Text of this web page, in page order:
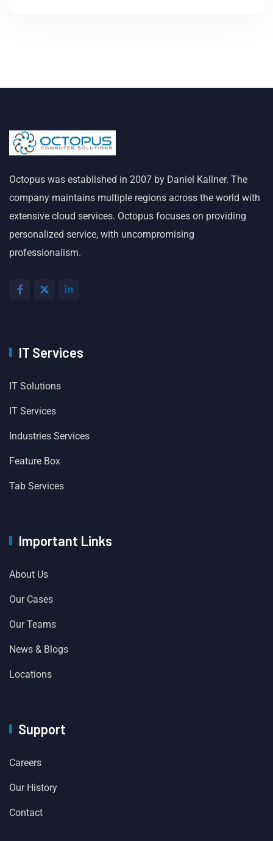
Octopus was established in 2007 by Daniel Kallner. The
company maintains multiple regions across the world with
extensive cloud services. Octopus focuses on providing
personalized service, with uncompromising
professionalism.
IT Services
IT Solutions
IT Services
Industries Services
Feature Box
Tab Services
Important Links
About Us
Our Cases
Our Teams
News & Blogs
Locations
Support
Careers
Our History
Contact